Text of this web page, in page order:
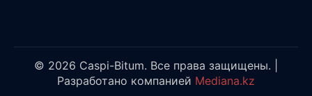
© 2026 Caspi-Bitum. Все права защищены. |
Разработано компанией Mediana.kz